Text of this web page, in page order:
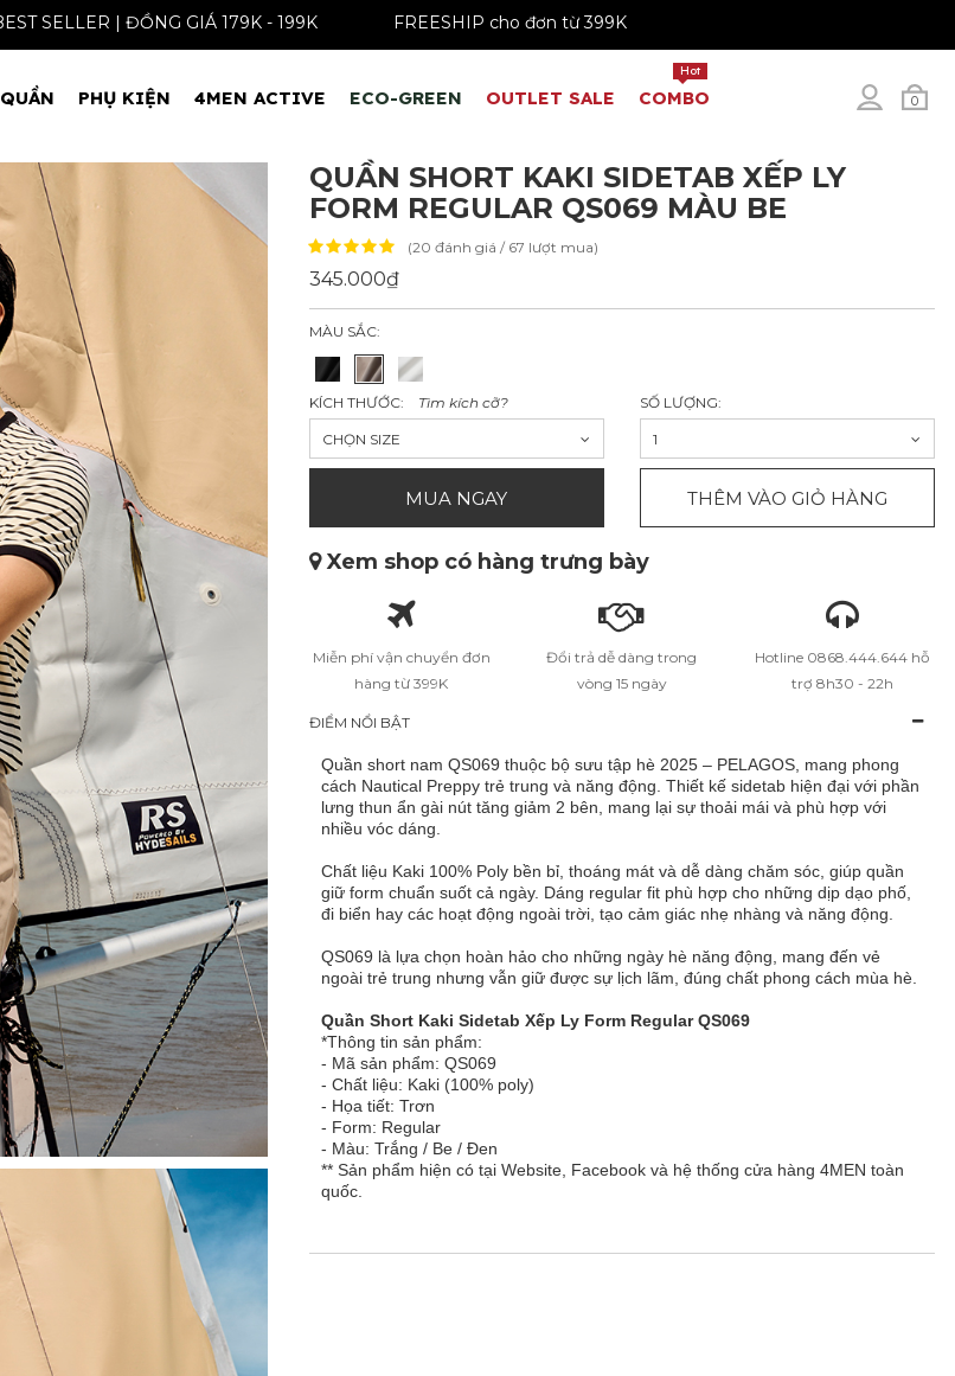
ÁO SƠ MI BEST SELLER | ĐỒNG GIÁ 179K - 199K FREESHIP cho đơn từ 399K
0
QUẦN PHỤ KIỆN 4MEN ACTIVE ECO-GREEN OUTLET SALE COMBO
Hot
QUẦN SHORT KAKI SIDETAB XẾP LY
FORM REGULAR QS069 MÀU BE
(20 đánh giá / 67 lượt mua)
345.000₫
MÀU SẮC:
KÍCH THƯỚC: Tìm kích cỡ?
CHỌN SIZE
SỐ LƯỢNG:
1
MUA NGAY THÊM VÀO GIỎ HÀNG
Xem shop có hàng trưng bày
Miễn phí vận chuyển đơn
hàng từ 399K
Đổi trả dễ dàng trong
vòng 15 ngày
Hotline 0868.444.644 hỗ
trợ 8h30 - 22h
ĐIỂM NỔI BẬT
Quần short nam QS069 thuộc bộ sưu tập hè 2025 – PELAGOS, mang phong
cách Nautical Preppy trẻ trung và năng động. Thiết kế sidetab hiện đại với phần
lưng thun ẩn gài nút tăng giảm 2 bên, mang lại sự thoải mái và phù hợp với
nhiều vóc dáng.
Chất liệu Kaki 100% Poly bền bỉ, thoáng mát và dễ dàng chăm sóc, giúp quần
giữ form chuẩn suốt cả ngày. Dáng regular fit phù hợp cho những dịp dạo phố,
đi biển hay các hoạt động ngoài trời, tạo cảm giác nhẹ nhàng và năng động.
QS069 là lựa chọn hoàn hảo cho những ngày hè năng động, mang đến vẻ
ngoài trẻ trung nhưng vẫn giữ được sự lịch lãm, đúng chất phong cách mùa hè.
Quần Short Kaki Sidetab Xếp Ly Form Regular QS069
*Thông tin sản phẩm:
- Mã sản phẩm: QS069
- Chất liệu: Kaki (100% poly)
- Họa tiết: Trơn
- Form: Regular
- Màu: Trắng / Be / Đen
** Sản phẩm hiện có tại Website, Facebook và hệ thống cửa hàng 4MEN toàn
quốc.